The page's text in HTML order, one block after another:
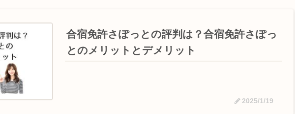
合宿免許さぽっとの評判は？合宿免許さぽっ
とのメリットとデメリット
2025/1/19